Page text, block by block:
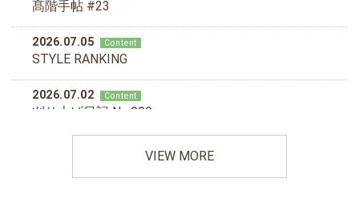
VIEW MORE